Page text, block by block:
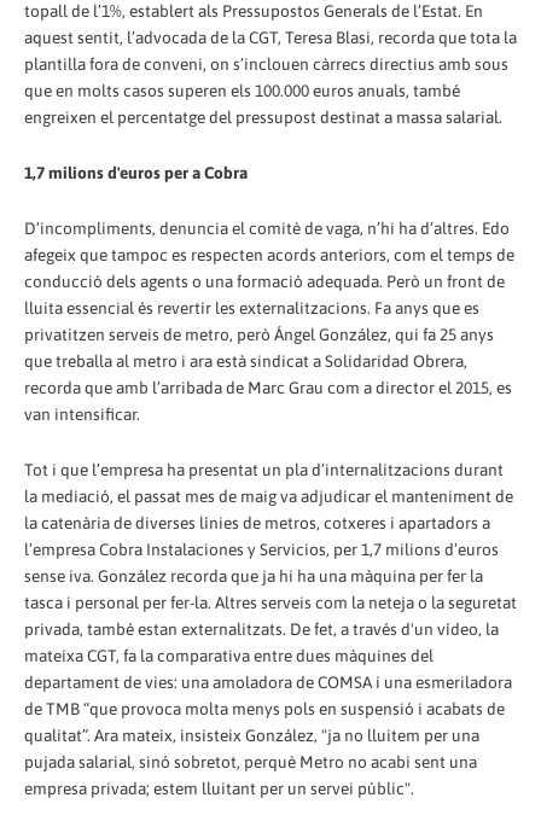
topall de l’1%, establert als Pressupostos Generals de l’Estat. En
aquest sentit, l’advocada de la CGT, Teresa Blasi, recorda que tota la
plantilla fora de conveni, on s’inclouen càrrecs directius amb sous
que en molts casos superen els 100.000 euros anuals, també
engreixen el percentatge del pressupost destinat a massa salarial.
1,7 milions d'euros per a Cobra
D’incompliments, denuncia el comitè de vaga, n’hi ha d’altres. Edo
afegeix que tampoc es respecten acords anteriors, com el temps de
conducció dels agents o una formació adequada. Però un front de
lluita essencial és revertir les externalitzacions. Fa anys que es
privatitzen serveis de metro, però Ángel González, qui fa 25 anys
que treballa al metro i ara està sindicat a Solidaridad Obrera,
recorda que amb l’arribada de Marc Grau com a director el 2015, es
van intensificar.
Tot i que l’empresa ha presentat un pla d’internalitzacions durant
la mediació, el passat mes de maig va adjudicar el manteniment de
la catenària de diverses línies de metros, cotxeres i apartadors a
l’empresa Cobra Instalaciones y Servicios, per 1,7 milions d’euros
sense iva. González recorda que ja hi ha una màquina per fer la
tasca i personal per fer-la. Altres serveis com la neteja o la seguretat
privada, també estan externalitzats. De fet, a través d'un vídeo, la
mateixa CGT, fa la comparativa entre dues màquines del
departament de vies: una amoladora de COMSA i una esmeriladora
de TMB “que provoca molta menys pols en suspensió i acabats de
qualitat”. Ara mateix, insisteix González, "ja no lluitem per una
pujada salarial, sinó sobretot, perquè Metro no acabi sent una
empresa privada; estem lluitant per un servei públic".